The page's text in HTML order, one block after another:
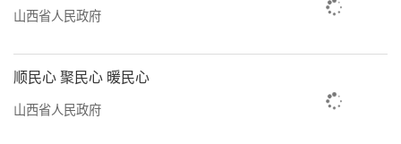
山西省人民政府
顺民心 聚民心 暖民心
山西省人民政府